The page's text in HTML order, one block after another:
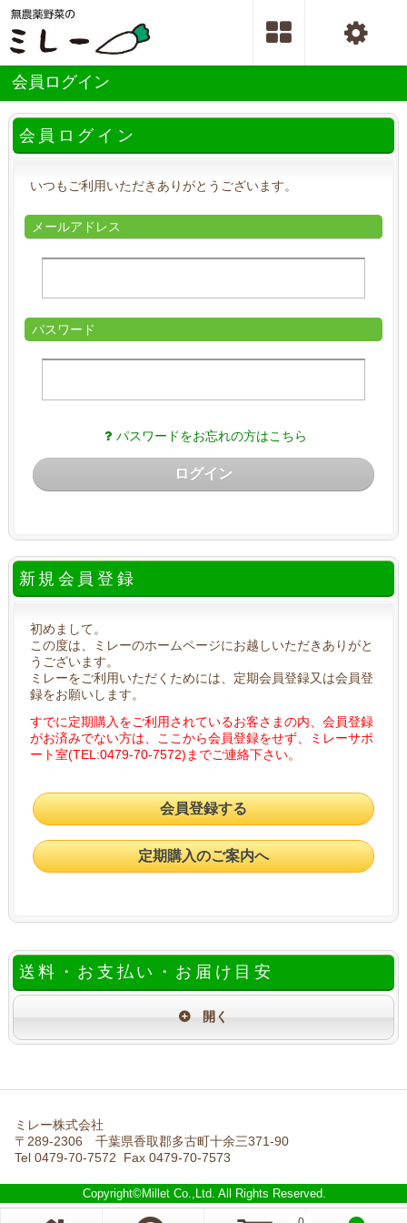
会員ログイン
会員ログイン
いつもご利用いただきありがとうございます。
メールアドレス
パスワード
パスワードをお忘れの方はこちら
ログイン
新規会員登録
初めまして。
この度は、ミレーのホームページにお越しいただきありがと
うございます。
ミレーをご利用いただくためには、定期会員登録又は会員登
録をお願いします。
すでに定期購入をご利用されているお客さまの内、会員登録
がお済みでない方は、ここから会員登録をせず、ミレーサポ
ート室(TEL:0479-70-7572)までご連絡下さい。
会員登録する
定期購入のご案内へ
送料・お支払い・お届け目安
ミレー株式会社
〒289-2306 千葉県香取郡多古町十余三371-90
Tel 0479-70-7572 Fax 0479-70-7573
Copyright©Millet Co.,Ltd. All Rights Reserved.